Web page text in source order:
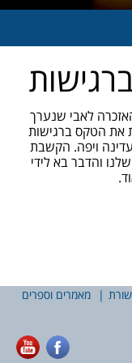
לאבי שנערך
את הטקס ברגישות
ויפה. הקשבת
והדבר בא לידי
מאמרים וספרים